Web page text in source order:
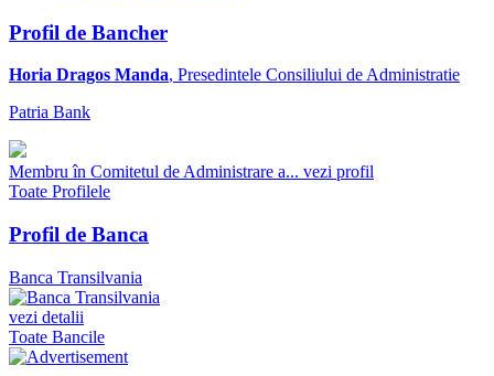
Profil de Bancher
Horia Dragos Manda, Presedintele Consiliului de Administratie
Patria Bank
Membru în Comitetul de Administrare a... vezi profil
Toate Profilele
Profil de Banca
Banca Transilvania
vezi detalii
Toate Bancile